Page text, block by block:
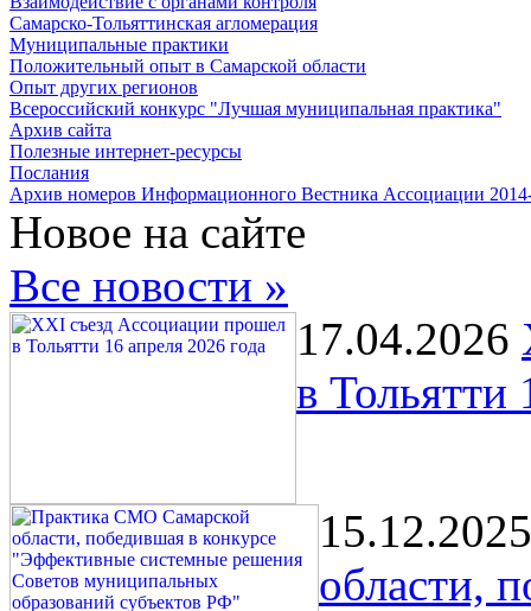
Самарско-Тольяттинская агломерация
Муниципальные практики
Положительный опыт в Самарской области
Опыт других регионов
Всероссийский конкурс "Лучшая муниципальная практика"
Архив сайта
Полезные интернет-ресурсы
Послания
Архив номеров Информационного Вестника Ассоциации
Новое на сайте
Все новости »
17.04.2026
в Тольятти
15.12.2025
области,